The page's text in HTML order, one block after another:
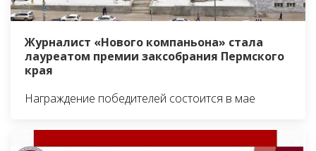
Журналист «Нового компаньона» стала
лауреатом премии заксобрания Пермского
края
Награждение победителей состоится в мае